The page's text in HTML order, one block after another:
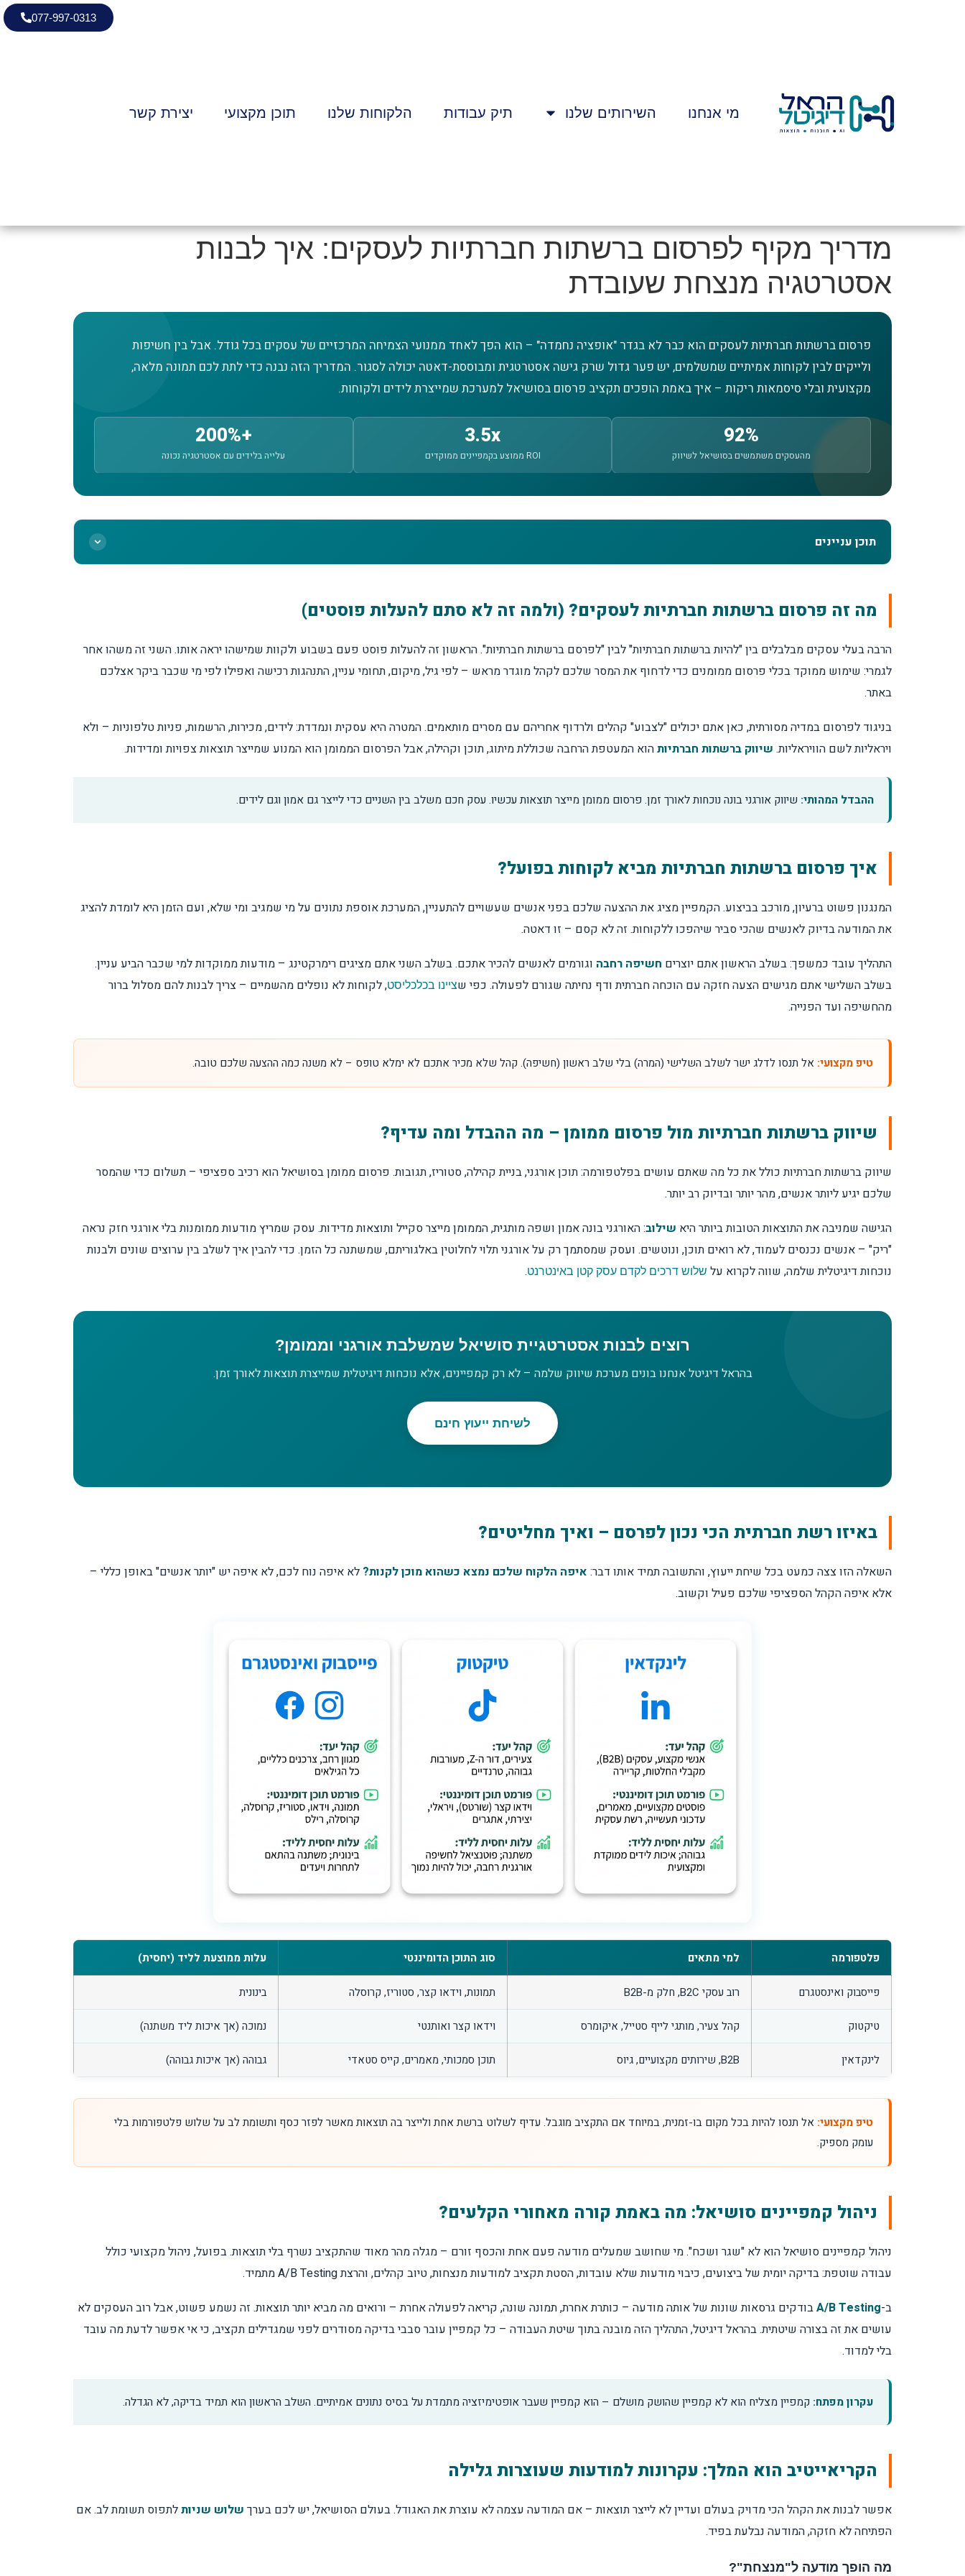
077-997-0313
מי אנחנו השירותים שלנו תיק עבודות הלקוחות שלנו תוכן מקצועי יצירת קשר
מדריך מקיף לפרסום ברשתות חברתיות לעסקים: איך לבנות
אסטרטגיה מנצחת שעובדת
פרסום ברשתות חברתיות לעסקים הוא כבר לא בגדר "אופציה נחמדה" – הוא הפך לאחד ממנועי הצמיחה המרכזיים של עסקים בכל גודל. אבל בין חשיפות
ולייקים לבין לקוחות אמיתיים שמשלמים, יש פער גדול שרק גישה אסטרטגית ומבוססת-דאטה יכולה לסגור. המדריך הזה נבנה כדי לתת לכם תמונה מלאה,
מקצועית ובלי סיסמאות ריקות – איך באמת הופכים תקציב פרסום בסושיאל למערכת שמייצרת לידים ולקוחות.
92%
מהעסקים משתמשים בסושיאל לשיווק
3.5x
ROI ממוצע בקמפיינים ממוקדים
+200%
עלייה בלידים עם אסטרטגיה נכונה
תוכן עניינים
שיווק ברשתות חברתיות מול פרסום ממומן
באיזו רשת חברתית הכי נכון לפרסם?
הקריאייטיב הוא המלך: עקרונות למודעות שעוצרות גלילה
כמה תקציב צריך כדי להתחיל?
תוך כמה זמן רואים תוצאות?
דאטה, פרטיות וניהול מאגרי לידים
מדדי הצלחה: מה באמת כדאי למדוד?
בחירת קהל יעד בלי לבזבז כסף
מה זה פרסום ברשתות חברתיות לעסקים? (ולמה זה לא סתם להעלות פוסטים)
הרבה בעלי עסקים מבלבלים בין "להיות ברשתות חברתיות" לבין "לפרסם ברשתות חברתיות". הראשון זה להעלות פוסט פעם בשבוע ולקוות שמישהו יראה אותו. השני זה משהו אחר
לגמרי: שימוש ממוקד בכלי פרסום ממומנים כדי לדחוף את המסר שלכם לקהל מוגדר מראש – לפי גיל, מיקום, תחומי עניין, התנהגות רכישה ואפילו לפי מי שכבר ביקר אצלכם
באתר.
בניגוד לפרסום במדיה מסורתית, כאן אתם יכולים "לצבוע" קהלים ולרדוף אחריהם עם מסרים מותאמים. המטרה היא עסקית ונמדדת: לידים, מכירות, הרשמות, פניות טלפוניות – ולא
ויראליות לשם הוויראליות. שיווק ברשתות חברתיותהוא המעטפת הרחבה שכוללת מיתוג, תוכן וקהילה, אבל הפרסום הממומן הוא המנוע שמייצר תוצאות צפויות ומדידות.
ההבדל המהותי: שיווק אורגני בונה נוכחות לאורך זמן. פרסום ממומן מייצר תוצאות עכשיו. עסק חכם משלב בין השניים כדי לייצר גם אמון וגם לידים.
איך פרסום ברשתות חברתיות מביא לקוחות בפועל?
המנגנון פשוט ברעיון, מורכב בביצוע. הקמפיין מציג את ההצעה שלכם בפני אנשים שעשויים להתעניין, המערכת אוספת נתונים על מי שמגיב ומי שלא, ועם הזמן היא לומדת להציג
את המודעה בדיוק לאנשים שהכי סביר שיהפכו ללקוחות. זה לא קסם – זו דאטה.
התהליך עובד כמשפך: בשלב הראשון אתם יוצרים חשיפה רחבה וגורמים לאנשים להכיר אתכם. בשלב השני אתם מציגים רימרקטינג – מודעות ממוקדות למי שכבר הביע עניין.
בשלב השלישי אתם מגישים הצעה חזקה עם הוכחה חברתית ודף נחיתה שגורם לפעולה. כפי שציינו בכלכליסט, לקוחות לא נופלים מהשמיים – צריך לבנות להם מסלול ברור
מהחשיפה ועד הפנייה.
טיפ מקצועי: אל תנסו לדלג ישר לשלב השלישי (המרה) בלי שלב ראשון (חשיפה). קהל שלא מכיר אתכם לא ימלא טופס – לא משנה כמה ההצעה שלכם טובה.
שיווק ברשתות חברתיות מול פרסום ממומן – מה ההבדל ומה עדיף?
שיווק ברשתות חברתיות כולל את כל מה שאתם עושים בפלטפורמה: תוכן אורגני, בניית קהילה, סטוריז, תגובות. פרסום ממומן בסושיאל הוא רכיב ספציפי – תשלום כדי שהמסר
שלכם יגיע ליותר אנשים, מהר יותר ובדיוק רב יותר.
הגישה שמניבה את התוצאות הטובות ביותר היא שילוב: האורגני בונה אמון ושפה מותגית, הממומן מייצר סקייל ותוצאות מדידות. עסק שמריץ מודעות ממומנות בלי אורגני חזק נראה
"ריק" – אנשים נכנסים לעמוד, לא רואים תוכן, ונוטשים. ועסק שמסתמך רק על אורגני תלוי לחלוטין באלגוריתם, שמשתנה כל הזמן. כדי להבין איך לשלב בין ערוצים שונים ולבנות
נוכחות דיגיטלית שלמה, שווה לקרוא על שלוש דרכים לקדם עסק קטן באינטרנט.
רוצים לבנות אסטרטגיית סושיאל שמשלבת אורגני וממומן?
בהראל דיגיטל אנחנו בונים מערכת שיווק שלמה – לא רק קמפיינים, אלא נוכחות דיגיטלית שמייצרת תוצאות לאורך זמן.
לשיחת ייעוץ חינם
באיזו רשת חברתית הכי נכון לפרסם – ואיך מחליטים?
השאלה הזו צצה כמעט בכל שיחת ייעוץ, והתשובה תמיד אותו דבר: איפה הלקוח שלכם נמצא כשהוא מוכן לקנות? לא איפה נוח לכם, לא איפה יש "יותר אנשים" באופן כללי –
אלא איפה הקהל הספציפי שלכם פעיל וקשוב.
פלטפורמה למי מתאים סוג התוכן הדומיננטי עלות ממוצעת לליד (יחסית)
פייסבוק ואינסטגרם רוב עסקי B2C, חלק מ-B2B תמונות, וידאו קצר, סטוריז, קרוסלה בינונית
טיקטוק קהל צעיר, מותגי לייף סטייל, איקומרס וידאו קצר ואותנטי נמוכה (אך איכות ליד משתנה)
לינקדאין B2B, שירותים מקצועיים, גיוס תוכן סמכותי, מאמרים, קייס סטאדי גבוהה (אך איכות גבוהה)
טיפ מקצועי: אל תנסו להיות בכל מקום בו-זמנית, במיוחד אם התקציב מוגבל. עדיף לשלוט ברשת אחת ולייצר בה תוצאות מאשר לפזר כסף ותשומת לב על שלוש פלטפורמות בלי
עומק מספיק.
ניהול קמפיינים סושיאל: מה באמת קורה מאחורי הקלעים?
ניהול קמפיינים סושיאל הוא לא "שגר ושכח". מי שחושב שמעלים מודעה פעם אחת והכסף זורם – מגלה מהר מאוד שהתקציב נשרף בלי תוצאות. בפועל, ניהול מקצועי כולל
עבודה שוטפת: בדיקה יומית של ביצועים, כיבוי מודעות שלא עובדות, הסטת תקציב למודעות מנצחות, טיוב קהלים, והרצת A/B Testing מתמיד.
ב-A/B Testingבודקים גרסאות שונות של אותה מודעה – כותרת אחרת, תמונה שונה, קריאה לפעולה אחרת – ורואים מה מביא יותר תוצאות. זה נשמע פשוט, אבל רוב העסקים לא
עושים את זה בצורה שיטתית. בהראל דיגיטל, התהליך הזה מובנה בתוך שיטת העבודה – כל קמפיין עובר סבבי בדיקה מסודרים לפני שמגדילים תקציב, כי אי אפשר לדעת מה עובד
בלי למדוד.
עקרון מפתח: קמפיין מצליח הוא לא קמפיין שהושק מושלם – הוא קמפיין שעבר אופטימיזציה מתמדת על בסיס נתונים אמיתיים. השלב הראשון הוא תמיד בדיקה, לא הגדלה.
הקריאייטיב הוא המלך: עקרונות למודעות שעוצרות גלילה
אפשר לבנות את הקהל הכי מדויק בעולם ועדיין לא לייצר תוצאות – אם המודעה עצמה לא עוצרת את האגודל. בעולם הסושיאל, יש לכם בערך שלוש שניותלתפוס תשומת לב. אם
הפתיחה לא חזקה, המודעה נבלעת בפיד.
מה הופך מודעה ל"מנצחת"?